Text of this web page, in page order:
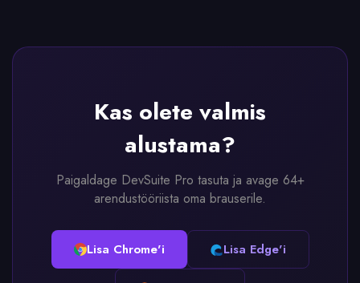
Kas olete valmis
alustama?
Paigaldage DevSuite Pro tasuta ja avage 64+
arendustööriista oma brauserile.
Lisa Chrome'i Lisa Edge'i